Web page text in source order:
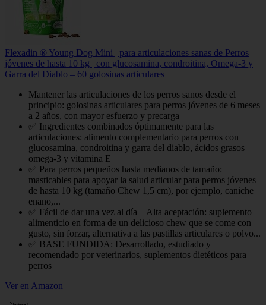
Flexadin ® Young Dog Mini | para articulaciones sanas de Perros
jóvenes de hasta 10 kg | con glucosamina, condroitina, Omega-3 y
Garra del Diablo – 60 golosinas articulares
Mantener las articulaciones de los perros sanos desde el
principio: golosinas articulares para perros jóvenes de 6 meses
a 2 años, con mayor esfuerzo y precarga
✅ Ingredientes combinados óptimamente para las
articulaciones: alimento complementario para perros con
glucosamina, condroitina y garra del diablo, ácidos grasos
omega-3 y vitamina E
✅ Para perros pequeños hasta medianos de tamaño:
masticables para apoyar la salud articular para perros jóvenes
de hasta 10 kg (tamaño Chew 1,5 cm), por ejemplo, caniche
enano,...
✅ Fácil de dar una vez al día – Alta aceptación: suplemento
alimenticio en forma de un delicioso chew que se come con
gusto, sin forzar, alternativa a las pastillas articulares o polvo...
✅ BASE FUNDIDA: Desarrollado, estudiado y
recomendado por veterinarios, suplementos dietéticos para
perros
Ver en Amazon